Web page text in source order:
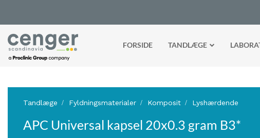
FORSIDE TANDLÆGE
Tandlæge Fyldningsmaterialer Komposit Lyshærdende
APC Universal kapsel 20x0.3 gram B3*